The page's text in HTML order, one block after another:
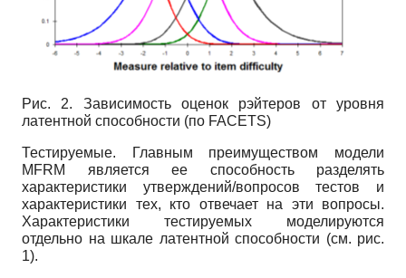
Рис. 2. Зависимость оценок рэйтеров от уровня
латентной способности (по FACETS)
Тестируемые. Главным преимуществом модели
MFRM является ее способность разделять
характеристики утверждений/вопросов тестов и
характеристики тех, кто отвечает на эти вопросы.
Характеристики тестируемых моделируются
отдельно на шкале латентной способности (см. рис.
1).